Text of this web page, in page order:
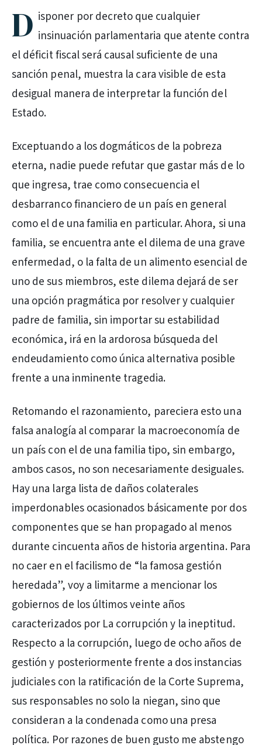
D isponer por decreto que cualquier
insinuación parlamentaria que atente contra
el déficit fiscal será causal suficiente de una
sanción penal, muestra la cara visible de esta
desigual manera de interpretar la función del
Estado.
Exceptuando a los dogmáticos de la pobreza
eterna, nadie puede refutar que gastar más de lo
que ingresa, trae como consecuencia el
desbarranco financiero de un país en general
como el de una familia en particular. Ahora, si una
familia, se encuentra ante el dilema de una grave
enfermedad, o la falta de un alimento esencial de
uno de sus miembros, este dilema dejará de ser
una opción pragmática por resolver y cualquier
padre de familia, sin importar su estabilidad
económica, irá en la ardorosa búsqueda del
endeudamiento como única alternativa posible
frente a una inminente tragedia.
Retomando el razonamiento, pareciera esto una
falsa analogía al comparar la macroeconomía de
un país con el de una familia tipo, sin embargo,
ambos casos, no son necesariamente desiguales.
Hay una larga lista de daños colaterales
imperdonables ocasionados básicamente por dos
componentes que se han propagado al menos
durante cincuenta años de historia argentina. Para
no caer en el facilismo de “la famosa gestión
heredada”, voy a limitarme a mencionar los
gobiernos de los últimos veinte años
caracterizados por La corrupción y la ineptitud.
Respecto a la corrupción, luego de ocho años de
gestión y posteriormente frente a dos instancias
judiciales con la ratificación de la Corte Suprema,
sus responsables no solo la niegan, sino que
consideran a la condenada como una presa
política. Por razones de buen gusto me abstengo